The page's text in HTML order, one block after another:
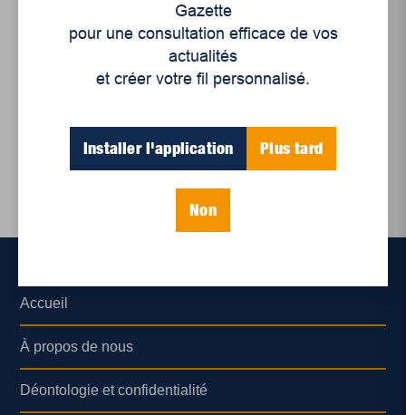
Adis Simidzija : «Ce que
les monuments ne disent
Gazette
pour une consultation efficace de vos
actualités
et créer votre fil personnalisé.
Installer l'application Plus tard
Non
Accueil
À propos de nous
Déontologie et confidentialité